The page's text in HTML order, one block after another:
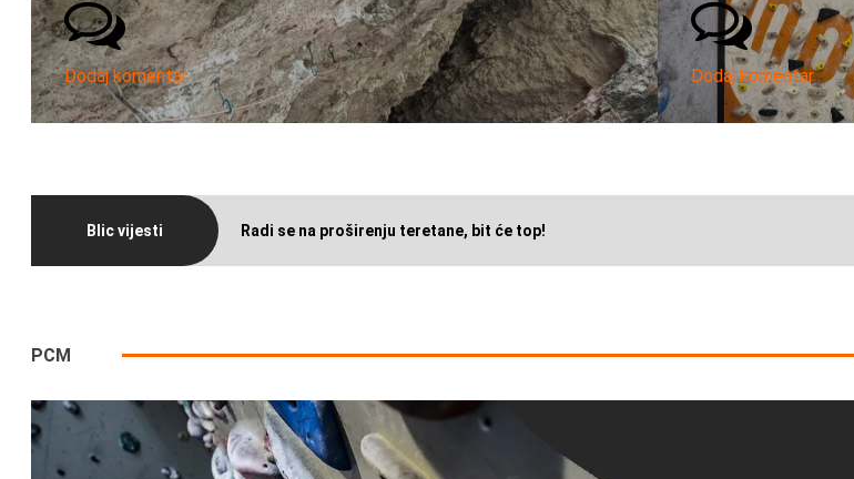
Dodaj komentar Dodaj komentar
Blic vijesti Radi se na proširenju teretane, bit će top!
PCM